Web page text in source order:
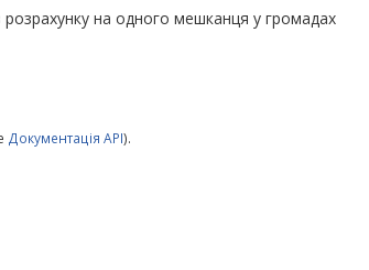
розрахунку на одного мешканця у громадах
Документація API).